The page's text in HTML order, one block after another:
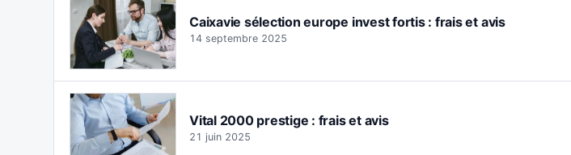
Caixavie sélection europe invest fortis : frais et avis
14 septembre 2025
Vital 2000 prestige : frais et avis
21 juin 2025